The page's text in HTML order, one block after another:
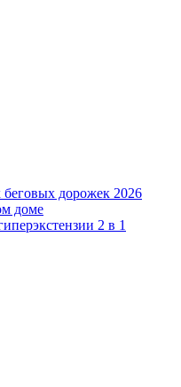
дорожек 2026
доме
2 в 1